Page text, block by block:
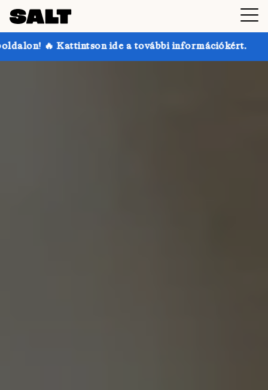
ide a további információkért. Akár 30%